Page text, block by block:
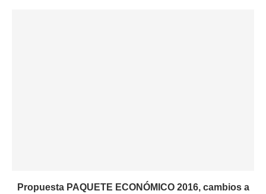
Propuesta PAQUETE ECONÓMICO 2016, cambios a